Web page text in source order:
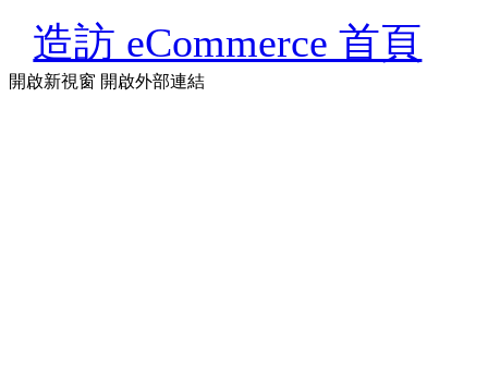
造訪 eCommerce 首頁
開啟新視窗 開啟外部連結